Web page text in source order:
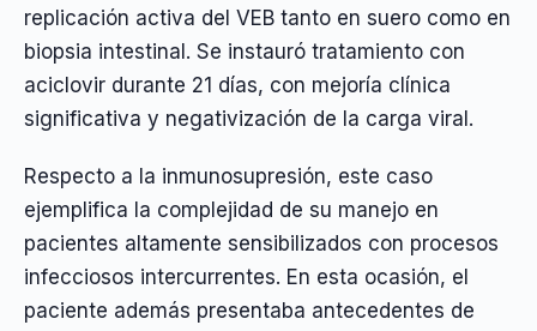
replicación activa del VEB tanto en suero como en
biopsia intestinal. Se instauró tratamiento con
aciclovir durante 21 días, con mejoría clínica
significativa y negativización de la carga viral.
Respecto a la inmunosupresión, este caso
ejemplifica la complejidad de su manejo en
pacientes altamente sensibilizados con procesos
infecciosos intercurrentes. En esta ocasión, el
paciente además presentaba antecedentes de